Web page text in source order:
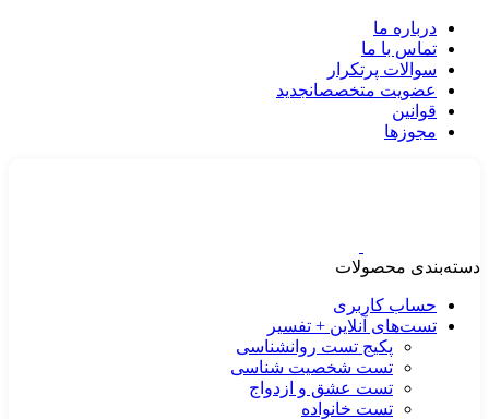
درباره ما
تماس با ما
سوالات پرتکرار
عضویت متخصصانجدید
قوانین
مجوزها
دسته‌بندی محصولات
حساب کاربری
تست‌های آنلاین + تفسیر
پکیج تست روانشناسی
تست شخصیت شناسی
تست عشق و ازدواج
تست خانواده